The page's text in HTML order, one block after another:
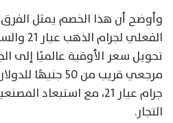
وأوضح أن هذا الخصم يمثل
الفعلي
تحويل سعر الأوقية عالميًا إلى
مرجعي قريب من 50
جرام عيار 21، مع
التجار.